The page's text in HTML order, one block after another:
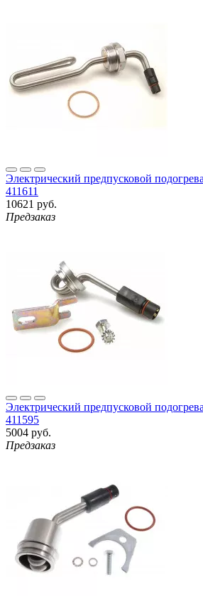
Электрический предпусковой
411611
10621 руб.
Предзаказ
Электрический предпусковой
411595
5004 руб.
Предзаказ